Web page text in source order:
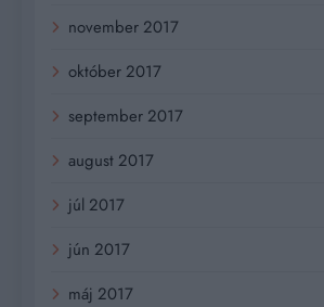
november 2017
október 2017
september 2017
august 2017
júl 2017
jún 2017
máj 2017